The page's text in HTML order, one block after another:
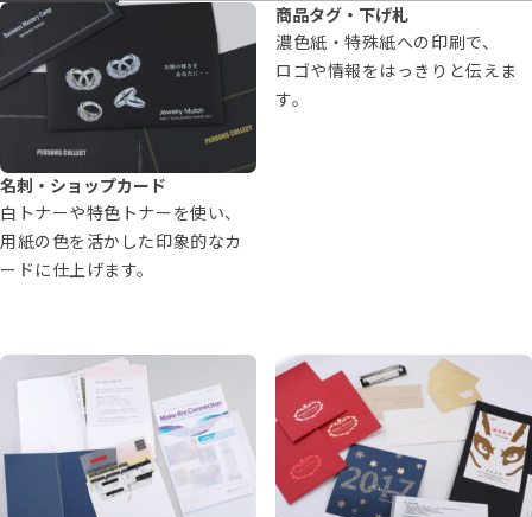
名刺・ショップカード
白トナーや特色トナーを使い、
用紙の色を活かした印象的なカ
ードに仕上げます。
商品タグ・下げ札
濃色紙・特殊紙への印刷で、
ロゴや情報をはっきりと伝えま
す。